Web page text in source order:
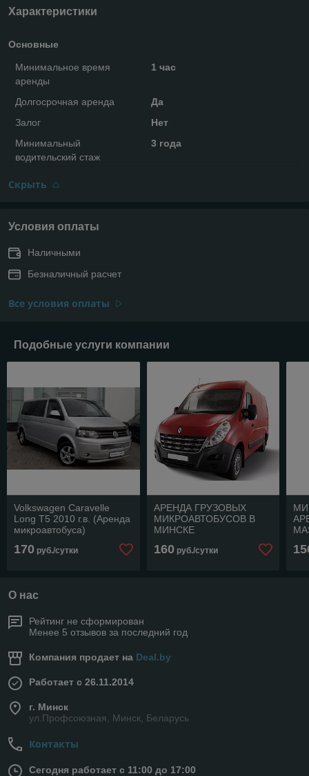
Характеристики
Основные
Минимальное время
аренды
1 час
Долгосрочная аренда
Да
Залог
Нет
Минимальный
водительский стаж
3 года
Скрыть
Условия оплаты
Наличными
Безналичный расчет
Все условия оплаты
Подобные услуги компании
Volkswagen Caravelle
Long T5 2010 г.в. (Аренда
микроавтобуса)
170 руб./сутки
АРЕНДА ГРУЗОВЫХ
МИКРОАВТОБУСОВ В
МИНСКЕ
160руб./сутки
О нас
Рейтинг не сформирован
Менее 5 отзывов за последний год
Компания продает на Deal.by
Работает с 26.11.2014
г. Минск
ул.Профсоюзная, Минск, Беларусь
Контакты
Сегодня работает с 11:00 до 17:00